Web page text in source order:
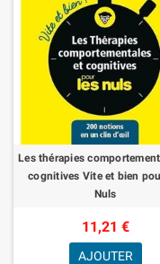
Les thérapies
cognitives Vite et bien
Nuls
11,21 €
AJOUTER